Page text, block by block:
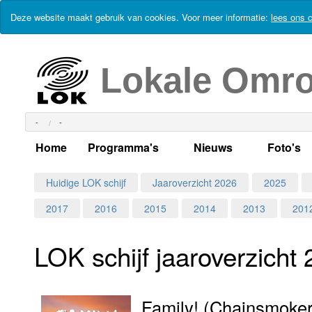
Deze website maakt gebruik van cookies. Voor meer informatie: lees ons
Lokale
- -
Home Programma's
Alle dagen
Weekschema
Woensdag
Alle programma's
Uitzending gemist?
Nieuws
Actueel Lokaal
LOK nieuws
RSS feed
Foto's
Huidige LOK schijf Jaaroverzicht 2026 2025
2017
2016 2015 2014 2013
LOK schijf jaar­over­zicht